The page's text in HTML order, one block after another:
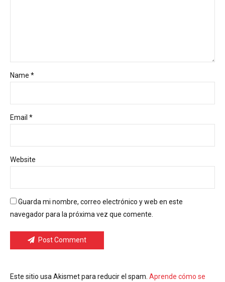
Name *
Email *
Website
Guarda mi nombre, correo electrónico y web en este
navegador para la próxima vez que comente.
Post Comment
Este sitio usa Akismet para reducir el spam. Aprende cómo se